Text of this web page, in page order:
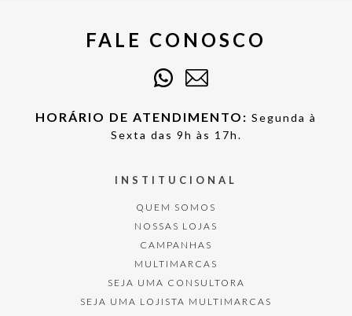
FALE CONOSCO
HORÁRIO DE ATENDIMENTO: Segunda à
Sexta das 9h às 17h.
INSTITUCIONAL
QUEM SOMOS
NOSSAS LOJAS
CAMPANHAS
MULTIMARCAS
SEJA UMA CONSULTORA
SEJA UMA LOJISTA MULTIMARCAS